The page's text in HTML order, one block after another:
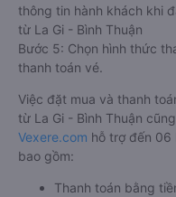
thông tin hành khách khi
từ La Gi - Bình Thuận
Bước 5: Chọn hình thức
thanh toán vé.
Việc đặt mua và thanh
từ La Gi - Bình Thuận
Vexere.com hỗ trợ đến 06
bao gồm:
Thanh toán bằng